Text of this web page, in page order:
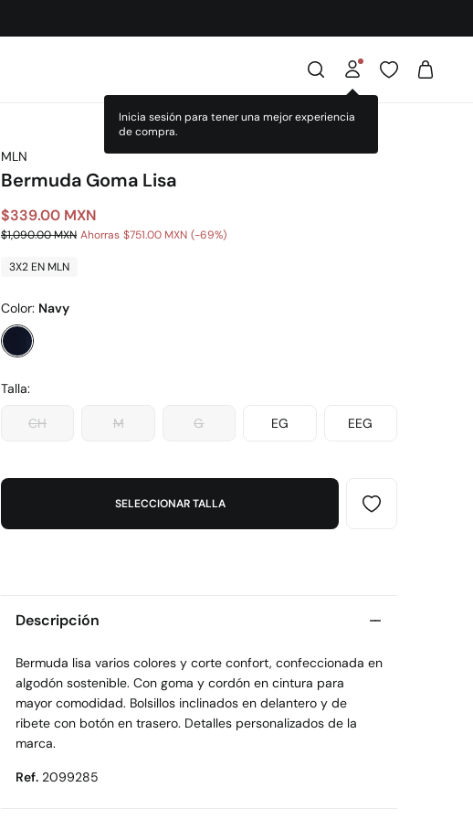
MLN
Bermuda Goma Lisa
$339.00 MXN
$1,090.00 MXN Ahorras $751.00 MXN 69
3X2 EN MLN
Color: Navy
Talla:
CH M G EG EEG
SELECCIONAR TALLA
Descripción
Bermuda lisa varios colores y corte confort, confeccionada en
algodón sostenible. Con goma y cordón en cintura para
mayor comodidad. Bolsillos inclinados en delantero y de
ribete con botón en trasero. Detalles personalizados de la
marca.
Ref. 2099285